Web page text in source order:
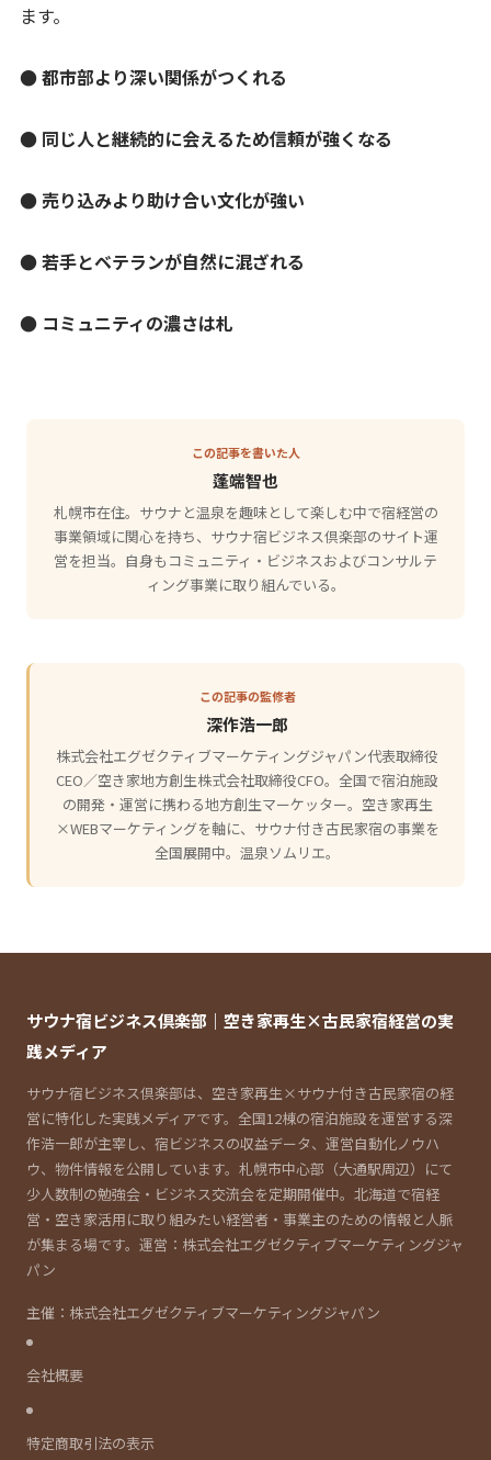
ます。
● 都市部より深い関係がつくれる
● 同じ人と継続的に会えるため信頼が強くなる
● 売り込みより助け合い文化が強い
● 若手とベテランが自然に混ざれる
● コミュニティの濃さは札
この記事を書いた人
蓬端智也
札幌市在住。サウナと温泉を趣味として楽しむ中で宿経営の
事業領域に関心を持ち、サウナ宿ビジネス倶楽部のサイト運
営を担当。自身もコミュニティ・ビジネスおよびコンサルテ
ィング事業に取り組んでいる。
この記事の監修者
深作浩一郎
株式会社エグゼクティブマーケティングジャパン代表取締役
CEO／空き家地方創生株式会社取締役CFO。全国で宿泊施設
の開発・運営に携わる地方創生マーケッター。空き家再生
×WEBマーケティングを軸に、サウナ付き古民家宿の事業を
全国展開中。温泉ソムリエ。
サウナ宿ビジネス倶楽部｜空き家再生×古民家宿経営の実
践メディア
サウナ宿ビジネス倶楽部は、空き家再生×サウナ付き古民家宿の経
営に特化した実践メディアです。全国12棟の宿泊施設を運営する深
作浩一郎が主宰し、宿ビジネスの収益データ、運営自動化ノウハ
ウ、物件情報を公開しています。札幌市中心部（大通駅周辺）にて
少人数制の勉強会・ビジネス交流会を定期開催中。北海道で宿経
営・空き家活用に取り組みたい経営者・事業主のための情報と人脈
が集まる場です。運営：株式会社エグゼクティブマーケティングジャ
パン
主催：株式会社エグゼクティブマーケティングジャパン
会社概要
特定商取引法の表示